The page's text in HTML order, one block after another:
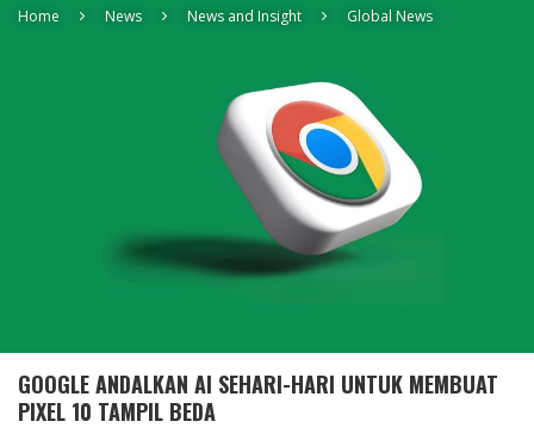
Home News News and Insight Global News
GOOGLE ANDALKAN AI SEHARI-HARI UNTUK MEMBUAT
PIXEL 10 TAMPIL BEDA